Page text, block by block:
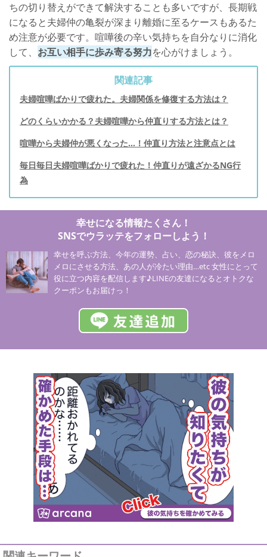
ちの切り替えができて解決することも多いですが、長期戦
になると夫婦仲の亀裂が深まり離婚に至るケースもあるた
め注意が必要です。喧嘩後の辛い気持ちを自分なりに消化
して、 お互い相手に歩み寄る努力を心がけましょう。
関連記事
夫婦喧嘩ばかりで疲れた。夫婦関係を修復する方法は？
どのくらいかかる？夫婦喧嘩から仲直りする方法とは？
喧嘩から夫婦仲が悪くなった…！仲直り方法と注意点とは
毎日毎日夫婦喧嘩ばかりで疲れた！仲直りが遠ざかるNG行
為
幸せになる情報たくさん！
SNSでウラッテをフォローしよう！
幸せを呼ぶ方法、今年の運勢、占い、恋の秘訣、彼をメロ
メロにさせる方法、あの人が冷たい理由…etc 女性にとって
役に立つ内容を配信します♪LINEの友達になるとオトクな
クーポンもお届けっ！